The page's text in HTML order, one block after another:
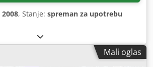
2008, Stanje: spreman za upotrebu
Mali oglas